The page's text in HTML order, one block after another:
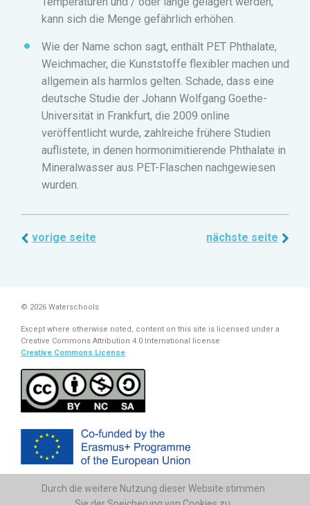
kann sich die Menge gefährlich erhöhen.
Wie der Name schon sagt, enthält PET Phthalate,
Weichmacher, die Kunststoffe flexibler machen und
allgemein als harmlos gelten. Schade, dass eine
deutsche Studie der Johann Wolfgang Goethe-
Universität in Frankfurt, die 2009 online
veröffentlicht wurde, zahlreiche frühere Studien
auflistete, in denen hormonimitierende Phthalate in
Mineralwasser aus PET-Flaschen nachgewiesen
wurden.
vorige seite nächste seite
© 2026 Waterschools
Except where otherwise noted, content on this site is licensed under a
Creative Commons Attribution 4.0 International license
Creative Commons License
The European Commission support for the production of this
publication does not constitute endorsement of the contents which
Durch die weitere Nutzung dieser Website stimmen